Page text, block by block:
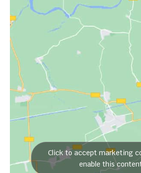
Click to accept marketing
enable this